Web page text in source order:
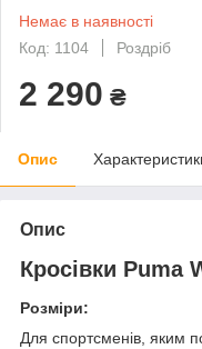
Немає в наявності
Код: 1104
Роздріб
2 290 ₴
Опис
Опис
Кросівки Puma
Розміри:
Для спортсменів, яким